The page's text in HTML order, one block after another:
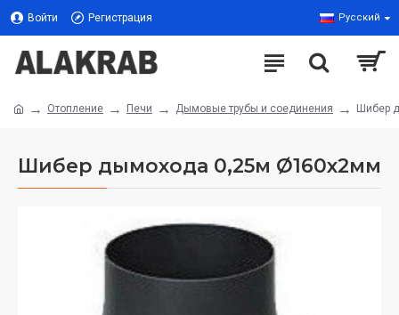
Войти Регистрация Русский
Отопление Печи Дымовые трубы и соединения Шибер
Шибер дымохода 0,25м Ø160х2мм